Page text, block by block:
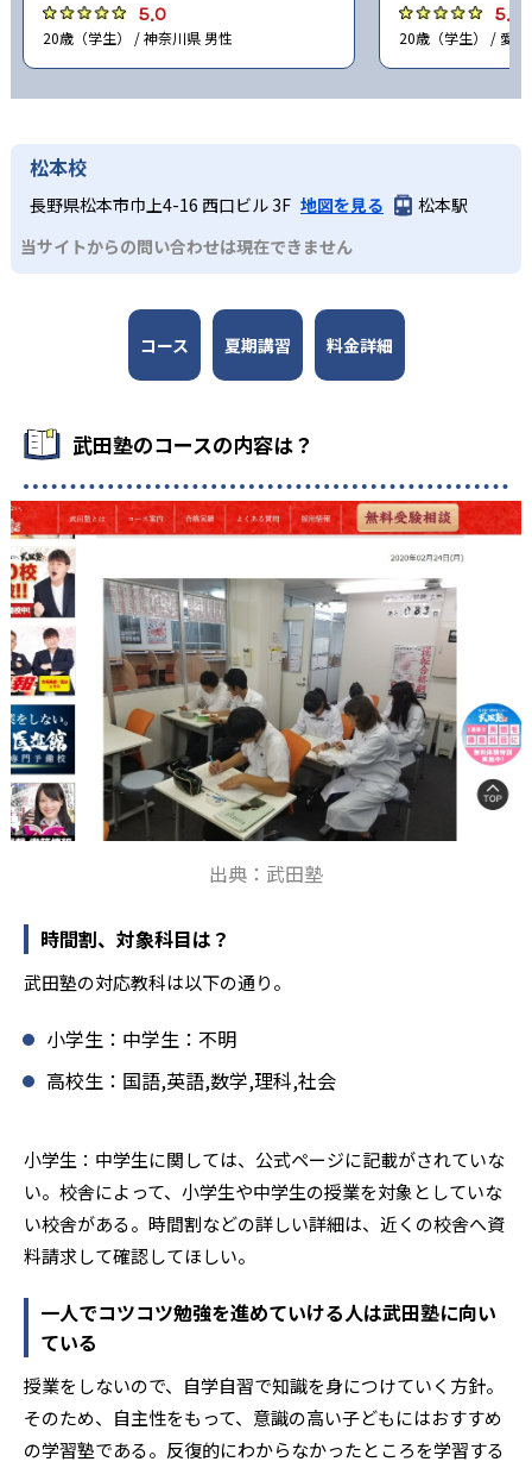
5.0
20歳（学生） / 神奈川県 男性
5.0
20歳（学生） / 愛知
松本校
長野県松本市巾上4-16 西口ビル 3F 地図を見る
松本駅
当サイトからの問い合わせは現在できません
コース 夏期講習 料金詳細
武田塾のコースの内容は？
出典：武田塾
時間割、対象科目は？
武田塾の対応教科は以下の通り。
小学生：中学生：不明
高校生：国語,英語,数学,理科,社会
小学生：中学生に関しては、公式ページに記載がされていな
い。校舎によって、小学生や中学生の授業を対象としていな
い校舎がある。時間割などの詳しい詳細は、近くの校舎へ資
料請求して確認してほしい。
一人でコツコツ勉強を進めていける人は武田塾に向い
ている
授業をしないので、自学自習で知識を身につけていく方針。
そのため、自主性をもって、意識の高い子どもにはおすすめ
の学習塾である。反復的にわからなかったところを学習する